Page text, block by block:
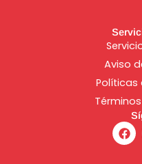
Aviso
Políticas
F
a
c